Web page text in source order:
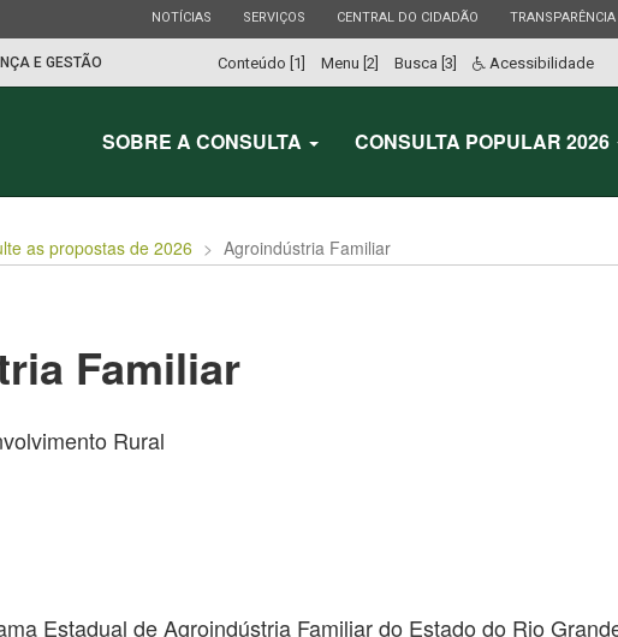
ESTADO
NOTÍCIAS ESTADO
SERVIÇOS ESTADO
CENTRAL DO CIDADÃO ESTADO
TRANSPARÊNCIA
E GESTÃO Conteúdo [1] Menu [2] Busca [3] Acessibilidade
SOBRE A CONSULTA CONSULTA POPULAR 2026
as propostas de 2026 Agroindústria Familiar
Familiar
Rural
Estadual de Agroindústria Familiar do Estado do Rio